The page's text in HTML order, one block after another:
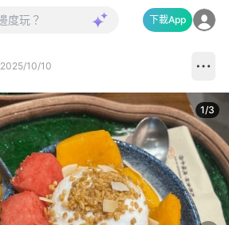
下載App
2025/10/10
1/3